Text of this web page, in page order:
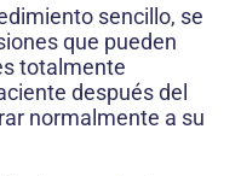
sencillo, se
que pueden
totalmente
después del
normalmente a su